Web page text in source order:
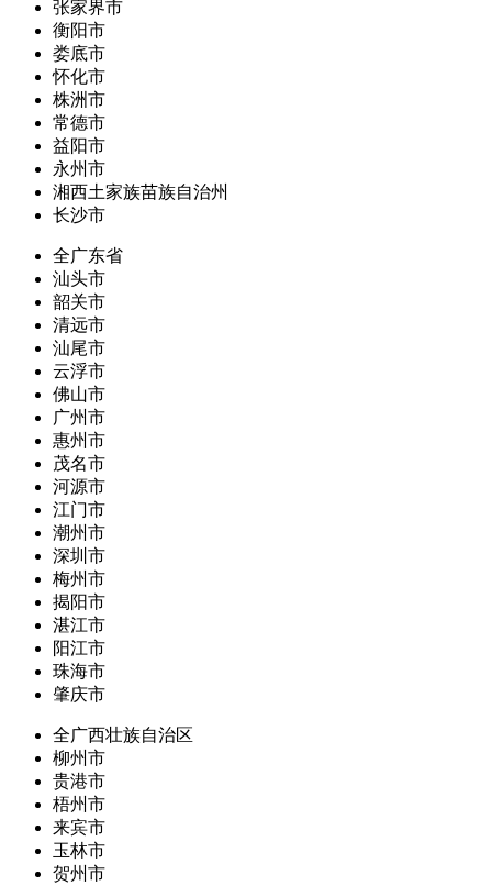
张家界市
衡阳市
娄底市
怀化市
株洲市
常德市
益阳市
永州市
湘西土家族苗族自治州
长沙市
全广东省
汕头市
韶关市
清远市
汕尾市
云浮市
佛山市
广州市
惠州市
茂名市
河源市
江门市
潮州市
深圳市
梅州市
揭阳市
湛江市
阳江市
珠海市
肇庆市
全广西壮族自治区
柳州市
贵港市
梧州市
来宾市
玉林市
贺州市